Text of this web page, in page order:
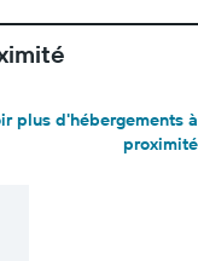
plus d'hébergements à
proximité